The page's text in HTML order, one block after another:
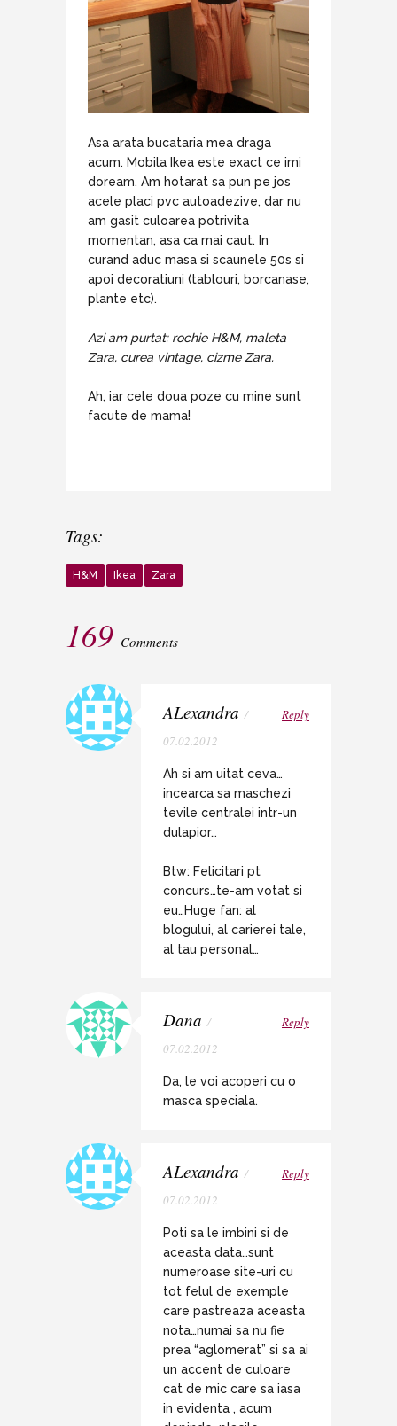
Asa arata bucataria mea draga
acum. Mobila Ikea este exact ce imi
doream. Am hotarat sa pun pe jos
acele placi pvc autoadezive, dar nu
am gasit culoarea potrivita
momentan, asa ca mai caut. In
curand aduc masa si scaunele 50s si
apoi decoratiuni (tablouri, borcanase,
plante etc).
Azi am purtat: rochie H&M, maleta
Zara, curea vintage, cizme Zara.
Ah, iar cele doua poze cu mine sunt
facute de mama!
Tags:
H&M Ikea Zara
169 Comments
ALexandra /
07.02.2012
Reply
Ah si am uitat ceva…
incearca sa maschezi
tevile centralei intr-un
dulapior…
Btw: Felicitari pt
concurs…te-am votat si
eu…Huge fan: al
blogului, al carierei tale,
al tau personal…
Dana /
07.02.2012
Reply
Da, le voi acoperi cu o
masca speciala.
ALexandra /
07.02.2012
Reply
Poti sa le imbini si de
aceasta data…sunt
numeroase site-uri cu
tot felul de exemple
care pastreaza aceasta
nota…numai sa nu fie
prea “aglomerat” si sa ai
un accent de culoare
cat de mic care sa iasa
in evidenta , acum